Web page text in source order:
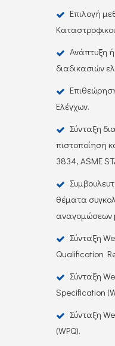
Επιλογή
Ανάπτυξη ή
διαδικασιών
Ελέγχων.
Σύνταξη
πιστοποίηση
3834, ASME
θέματα
αναγομώσεων
Σύνταξη
Qualification
Σύνταξη
Specification
Σύνταξη
(WPQ).